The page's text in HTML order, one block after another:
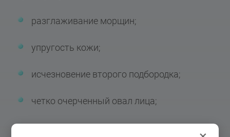
разглаживание морщин;
упругость кожи;
исчезновение второго подбородка;
четко очерченный овал лица;
красивые скулы;